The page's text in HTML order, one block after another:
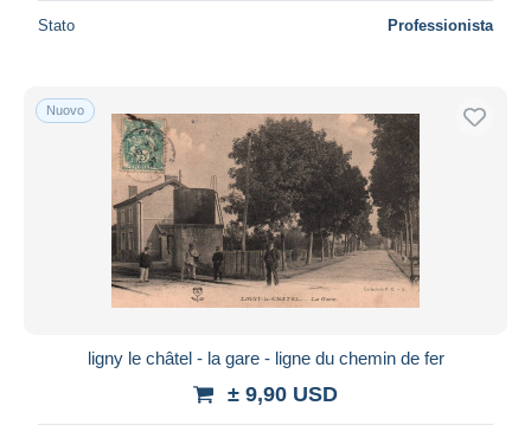
Stato Professionista
Nuovo
ligny le châtel - la gare - ligne du chemin de fer
± 9,90 USD